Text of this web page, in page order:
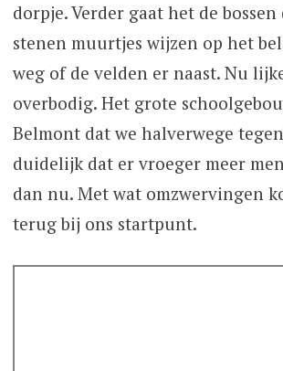
dorpje. Verder gaat het de bossen
stenen muurtjes wijzen op het
weg of de velden er naast. Nu
overbodig. Het grote
Belmont dat we halverwege
duidelijk dat er vroeger meer
dan nu. Met wat omzwervingen
terug bij ons startpunt.